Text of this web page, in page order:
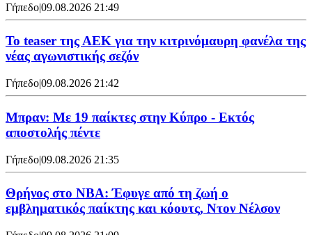
Γήπεδο|09.08.2026 21:49
Το teaser της ΑΕΚ για την κιτρινόμαυρη φανέλα της
νέας αγωνιστικής σεζόν
Γήπεδο|09.08.2026 21:42
Μπραν: Με 19 παίκτες στην Κύπρο - Εκτός
αποστολής πέντε
Γήπεδο|09.08.2026 21:35
Θρήνος στο NBA: Έφυγε από τη ζωή ο
εμβληματικός παίκτης και κόουτς, Ντον Νέλσον